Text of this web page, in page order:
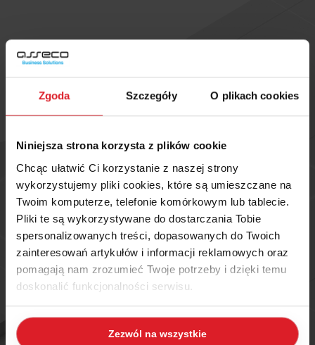
Zgoda Szczegóły O plikach cookies
Niniejsza strona korzysta z plików cookie
Chcąc ułatwić Ci korzystanie z naszej strony
wykorzystujemy pliki cookies, które są umieszczane na
Twoim komputerze, telefonie komórkowym lub tablecie.
Pliki te są wykorzystywane do dostarczania Tobie
spersonalizowanych treści, dopasowanych do Twoich
zainteresowań artykułów i informacji reklamowych oraz
pomagają nam zrozumieć Twoje potrzeby i dzięki temu
doskonalić funkcjonalności serwisu.
Część z plików jest niezbędna do prawidłowego działania
serwisu i jego funkcjonalności. Jeżeli nie wyrażasz
Zezwól na wszystkie